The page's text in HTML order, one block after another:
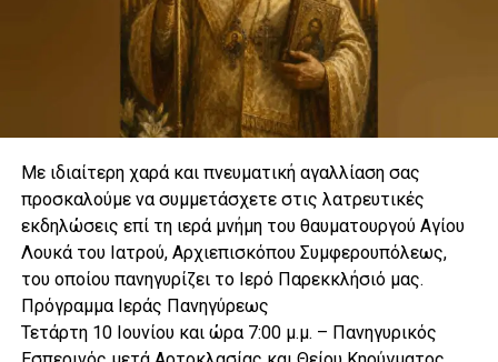
Με ιδιαίτερη χαρά και πνευματική αγαλλίαση σας
προσκαλούμε να συμμετάσχετε στις λατρευτικές
εκδηλώσεις επί τη ιερά μνήμη του θαυματουργού Αγίου
Λουκά του Ιατρού, Αρχιεπισκόπου Συμφερουπόλεως,
του οποίου πανηγυρίζει το Ιερό Παρεκκλήσιό μας.
Πρόγραμμα Ιεράς Πανηγύρεως
Τετάρτη 10 Ιουνίου και ώρα 7:00 μ.μ. – Πανηγυρικός